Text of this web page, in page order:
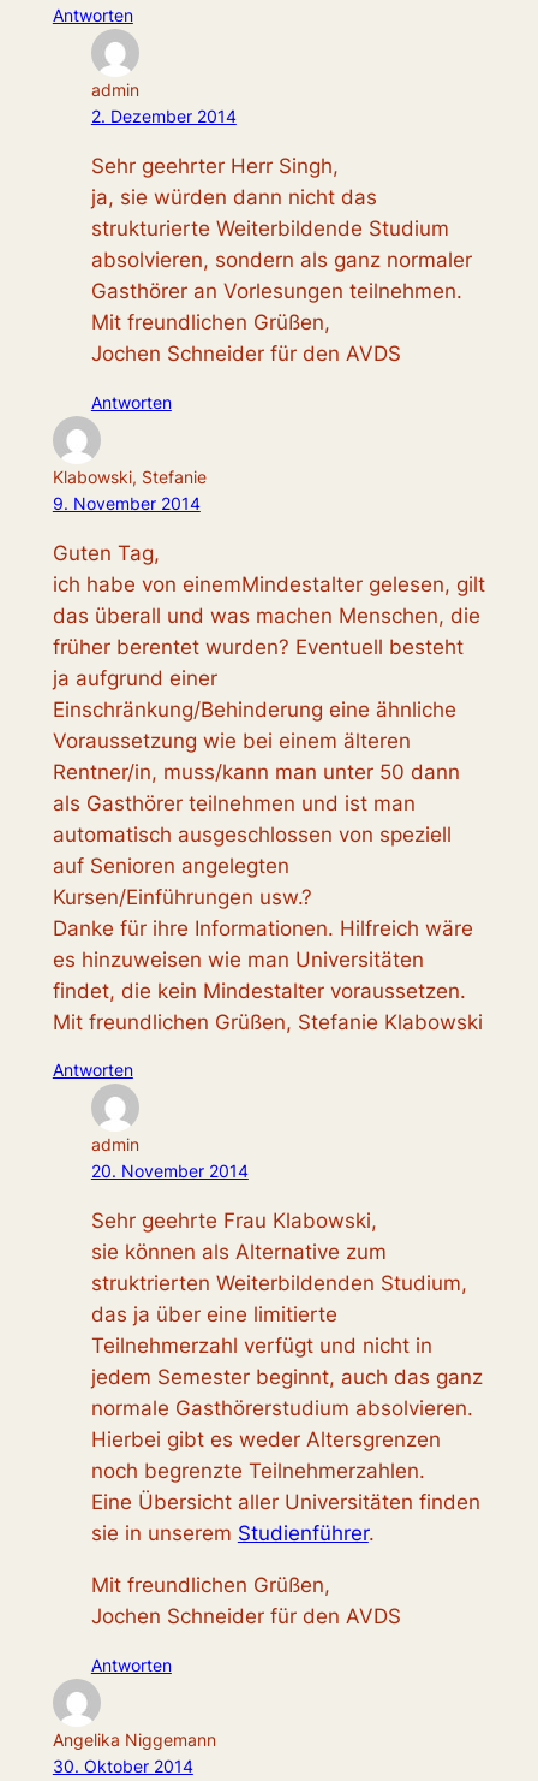
Antworten
admin
2. Dezember 2014
Sehr geehrter Herr Singh,
ja, sie würden dann nicht das
strukturierte Weiterbildende Studium
absolvieren, sondern als ganz normaler
Gasthörer an Vorlesungen teilnehmen.
Mit freundlichen Grüßen,
Jochen Schneider für den AVDS
Antworten
Klabowski, Stefanie
9. November 2014
Guten Tag,
ich habe von einemMindestalter gelesen, gilt
das überall und was machen Menschen, die
früher berentet wurden? Eventuell besteht
ja aufgrund einer
Einschränkung/Behinderung eine ähnliche
Voraussetzung wie bei einem älteren
Rentner/in, muss/kann man unter 50 dann
als Gasthörer teilnehmen und ist man
automatisch ausgeschlossen von speziell
auf Senioren angelegten
Kursen/Einführungen usw.?
Danke für ihre Informationen. Hilfreich wäre
es hinzuweisen wie man Universitäten
findet, die kein Mindestalter voraussetzen.
Mit freundlichen Grüßen, Stefanie Klabowski
Antworten
admin
20. November 2014
Sehr geehrte Frau Klabowski,
sie können als Alternative zum
struktrierten Weiterbildenden Studium,
das ja über eine limitierte
Teilnehmerzahl verfügt und nicht in
jedem Semester beginnt, auch das ganz
normale Gasthörerstudium absolvieren.
Hierbei gibt es weder Altersgrenzen
noch begrenzte Teilnehmerzahlen.
Eine Übersicht aller Universitäten finden
sie in unserem Studienführer.
Mit freundlichen Grüßen,
Jochen Schneider für den AVDS
Antworten
Angelika Niggemann
30. Oktober 2014